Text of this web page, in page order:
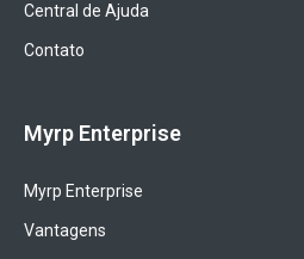
Central de Ajuda
Contato
Myrp Enterprise
Myrp Enterprise
Vantagens